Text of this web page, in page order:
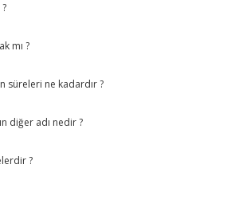
mı ?
süreleri ne kadardır ?
diğer adı nedir ?
?